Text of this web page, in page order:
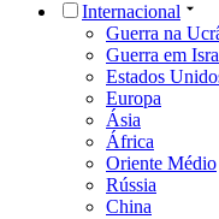
Internacional
Guerra na
Guerra em
Estados
Europa
Ásia
África
Oriente Médio
Rússia
China